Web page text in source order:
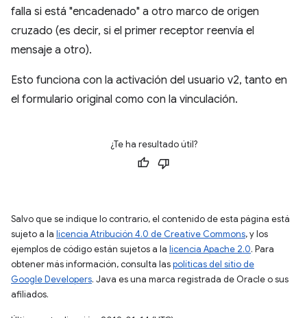
falla si está "encadenado" a otro marco de origen
cruzado (es decir, si el primer receptor reenvía el
mensaje a otro).
Esto funciona con la activación del usuario v2, tanto en
el formulario original como con la vinculación.
¿Te ha resultado útil?
Salvo que se indique lo contrario, el contenido de esta página está
sujeto a la licencia Atribución 4.0 de Creative Commons, y los
ejemplos de código están sujetos a la licencia Apache 2.0. Para
obtener más información, consulta laspolíticas del sitio de
Google Developers. Java es una marca registrada de Oracle o sus
afiliados.